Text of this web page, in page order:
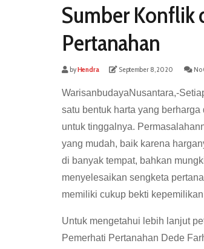
Sumber Konflik
Pertanahan
byHendra September 8, 2020 No
WarisanbudayaNusantara,-
satu bentuk harta yang
untuk tinggalnya.
yang mudah, baik karena
di banyak tempat, bahkan
menyelesaikan sengketa
memiliki cukup bekti
Untuk mengetahui lebih lanjut
Pemerhati Pertanahan Dede